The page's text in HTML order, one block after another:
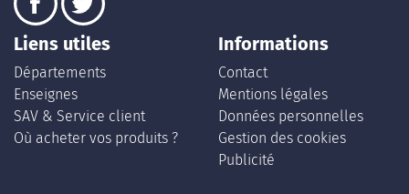
Liens utiles
Départements
Enseignes
SAV & Service client
Où acheter vos produits ?
Informations
Contact
Mentions légales
Données personnelles
Gestion des cookies
Publicité